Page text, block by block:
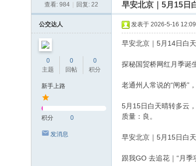
查看: 984 回复: 22 早安北京｜5月15日
公交达人
0
主题
0
回帖
0
积分
新手上路
积分 0
发消息
发表于 2026-5-16
早安北京｜5月14日白
探秘国贸桥网红月季诞
老通州人常说的“闸桥”
5月15日白天晴转多云
质量：良。
早安北京｜5月15日白
跟我GO 去追花｜“月